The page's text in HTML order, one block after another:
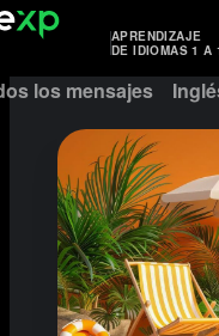
APRENDIZAJE
DE IDIOMAS 1 A
los mensajes